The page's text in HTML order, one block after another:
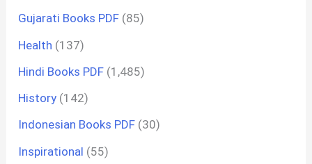
Gujarati Books PDF (85)
Health (137)
Hindi Books PDF (1,485)
History (142)
Indonesian Books PDF (30)
Inspirational (55)